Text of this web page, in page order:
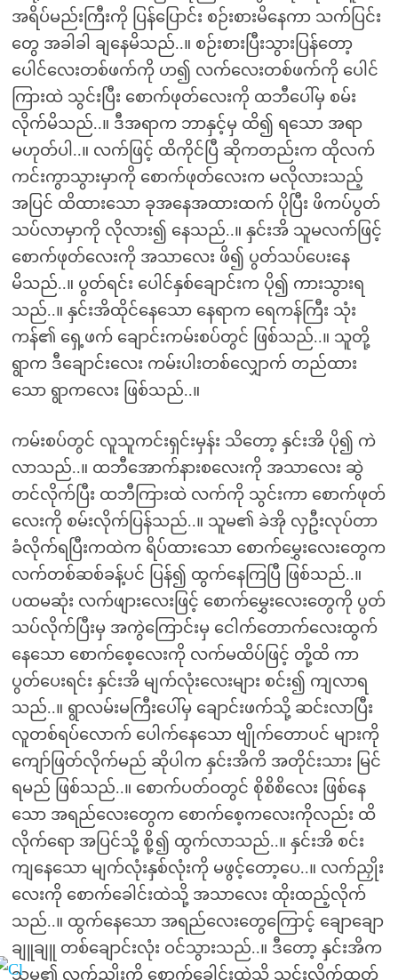
အရိပ်မည်းကြီးကို ပြန်ပြောင်း စဉ်းစားမိနေကာ သက်ပြင်း
တွေ အခါခါ ချနေမိသည်..။ စဉ်းစားပြီးသွားပြန်တော့
ပေါင်လေးတစ်ဖက်ကို ဟ၍ လက်လေးတစ်ဖက်ကို ပေါင်
ကြားထဲ သွင်းပြီး စောက်ဖုတ်လေးကို ထဘီပေါ်မှ စမ်း
လိုက်မိသည်..။ ဒီအရာက ဘာနှင့်မှ ထိ၍ ရသော အရာ
မဟုတ်ပါ..။ လက်ဖြင့် ထိကိုင်ပြီ ဆိုကတည်းက ထိုလက်
ကင်းကွာသွားမှာကို စောက်ဖုတ်လေးက မလိုလားသည့်
အပြင် ထိထားသော ခုအနေအထားထက် ပိုပြီး ဖိကပ်ပွတ်
သပ်လာမှာကို လိုလား၍ နေသည်..။ နှင်းအိ သူမလက်ဖြင့်
စောက်ဖုတ်လေးကို အသာလေး ဖိ၍ ပွတ်သပ်ပေးနေ
မိသည်..။ ပွတ်ရင်း ပေါင်နှစ်ချောင်းက ပို၍ ကားသွားရ
သည်..။ နှင်းအိထိုင်နေသော နေရာက ရေကန်ကြီး သုံး
ကန်၏ ရှေ့ဖက် ချောင်းကမ်းစပ်တွင် ဖြစ်သည်..။ သူတို့
ရွာက ဒီချောင်းလေး ကမ်းပါးတစ်လျှောက် တည်ထား
သော ရွာကလေး ဖြစ်သည်..။
ကမ်းစပ်တွင် လူသူကင်းရှင်းမှန်း သိတော့ နှင်းအိ ပို၍ ကဲ
လာသည်..။ ထဘီအောက်နားစလေးကို အသာလေး ဆွဲ
တင်လိုက်ပြီး ထဘီကြားထဲ လက်ကို သွင်းကာ စောက်ဖုတ်
လေးကို စမ်းလိုက်ပြန်သည်..။ သူမ၏ ခဲအို လှဦးလုပ်တာ
ခံလိုက်ရပြီးကထဲက ရိပ်ထားသော စောက်မွှေးလေးတွေက
လက်တစ်ဆစ်ခန့်ပင် ပြန်၍ ထွက်နေကြပြီ ဖြစ်သည်..။
ပထမဆုံး လက်ဖျားလေးဖြင့် စောက်မွှေးလေးတွေကို ပွတ်
သပ်လိုက်ပြီးမှ အကွဲကြောင်းမှ ငေါက်တောက်လေးထွက်
နေသော စောက်စေ့လေးကို လက်မထိပ်ဖြင့် တို့ထိ ကာ
ပွတ်ပေးရင်း နှင်းအိ မျက်လုံးလေးများ စင်း၍ ကျလာရ
သည်..။ ရွာလမ်းမကြီးပေါ်မှ ချောင်းဖက်သို့ ဆင်းလာပြီး
လူတစ်ရပ်လောက် ပေါက်နေသော ဗျိုက်တောပင် များကို
ကျော်ဖြတ်လိုက်မည် ဆိုပါက နှင်းအိကိ အတိုင်းသား မြင်
ရမည် ဖြစ်သည်..။ စောက်ပတ်ဝတွင် စိုစိစိလေး ဖြစ်နေ
သော အရည်လေးတွေက စောက်စေ့ကလေးကိုလည်း ထိ
လိုက်ရော အပြင်သို့ စို့၍ ထွက်လာသည်..။ နှင်းအိ စင်း
ကျနေသော မျက်လုံးနှစ်လုံးကို မဖွင့်တော့ပေ..။ လက်ညှိုး
လေးကို စောက်ခေါင်းထဲသို့ အသာလေး ထိုးထည့်လိုက်
သည်..။ ထွက်နေသော အရည်လေးတွေကြောင့် ချောချော
ချူချူ တစ်ချောင်းလုံး ဝင်သွားသည်..။ ဒီတော့ နှင်းအိက
သူမ၏ လက်ညှိုးကို စောက်ခေါင်းထဲသို့ သွင်းလိုက်ထုတ်